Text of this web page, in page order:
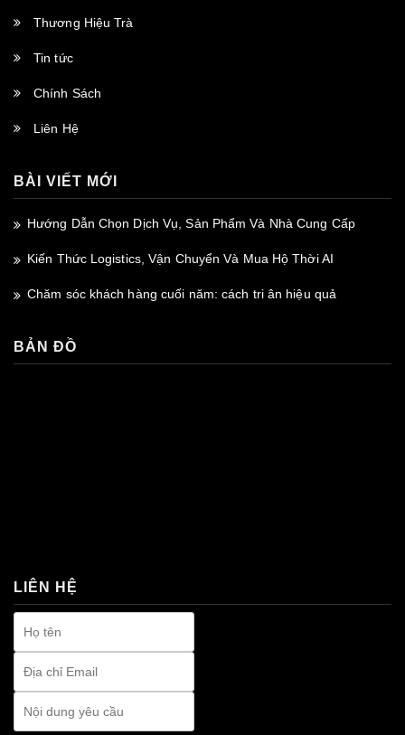
Thương Hiệu Trà
Tin tức
Chính Sách
Liên Hệ
BÀI VIẾT MỚI
Hướng Dẫn Chọn Dịch Vụ, Sản Phẩm Và Nhà Cung Cấp
Kiến Thức Logistics, Vận Chuyển Và Mua Hộ Thời AI
Chăm sóc khách hàng cuối năm: cách tri ân hiệu quả
BẢN ĐỒ
LIÊN HỆ